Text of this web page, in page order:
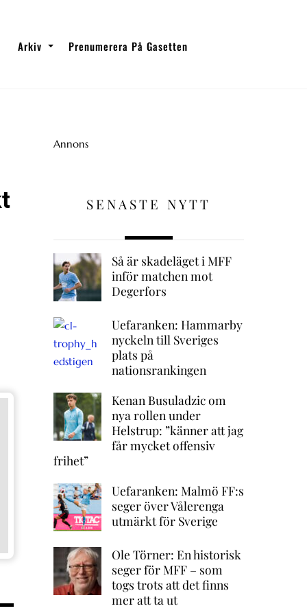
Arkiv Prenumerera På Gasetten
Annons
SENASTE NYTT
Så är skadeläget i MFF
inför matchen mot
Degerfors
Uefaranken: Hammarby
nyckeln till Sveriges
plats på
nationsrankingen
Kenan Busuladzic om
nya rollen under
Helstrup: ”känner att jag
får mycket offensiv
frihet”
Uefaranken: Malmö FF:s
seger över Vålerenga
utmärkt för Sverige
Ole Törner: En historisk
seger för MFF – som
togs trots att det finns
mer att ta ut